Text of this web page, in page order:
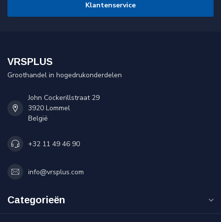
Klantenservice
VRSPLUS
Groothandel in hogedrukonderdelen
John Cockerillstraat 29
3920 Lommel
België
+32 11 49 46 90
info@vrsplus.com
Categorieën